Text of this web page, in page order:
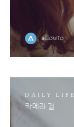
allowto
DAILY LIFE
카메라 걸